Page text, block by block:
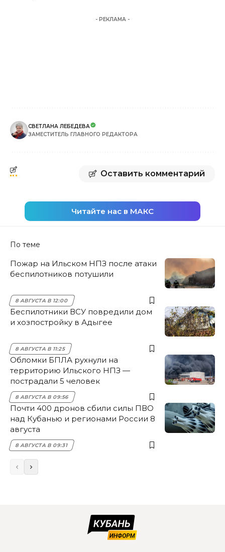
- РЕКЛАМА -
СВЕТЛАНА ЛЕБЕДЕВА
ЗАМЕСТИТЕЛЬ ГЛАВНОГО РЕДАКТОРА
Оставить комментарий
Читайте нас в МАКС
По теме
Пожар на Ильском НПЗ после атаки
беспилотников потушили
8 АВГУСТА В 12:00
Беспилотники ВСУ повредили дом
и хозпостройку в Адыгее
8 АВГУСТА В 11:25
Обломки БПЛА рухнули на
территорию Ильского НПЗ —
пострадали 5 человек
8 АВГУСТА В 09:56
Почти 400 дронов сбили силы ПВО
над Кубанью и регионами России 8
августа
8 АВГУСТА В 09:31